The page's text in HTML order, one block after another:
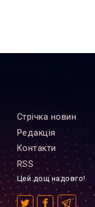
Стрiчка новин
Редакцiя
Контакти
RSS
Цей дощ надовго!